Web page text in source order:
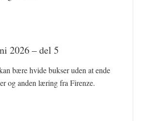
2026 – del 5
bære hvide bukser uden at ende
og anden læring fra Firenze.